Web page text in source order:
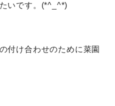
いです。(*^_^*)
付け合わせのために菜園